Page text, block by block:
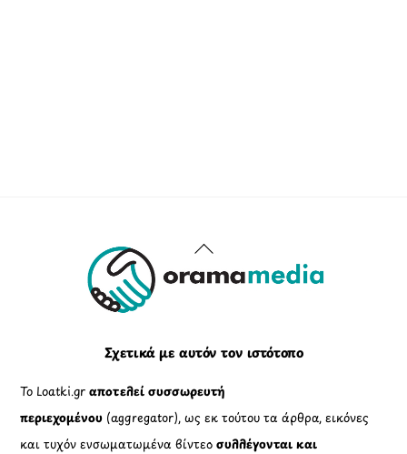
Back
To
Σχετικά με αυτόν τον ιστότοπο
Το Loatki.grαποτελεί συσσωρευτή
περιεχομένου (aggregator), ως εκ τούτου τα άρθρα, εικόνες
και τυχόν ενσωματωμένα βίντεοσυλλέγονται και